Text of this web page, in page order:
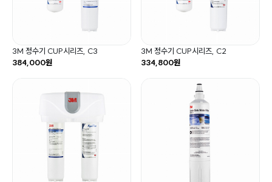
3M 정수기 CUP시리즈, C3
384,000원
3M 정수기 CUP시리즈, C2
334,800원